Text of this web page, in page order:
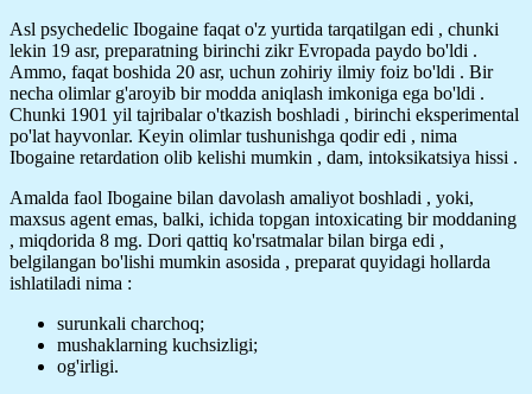
Asl psychedelic Ibogaine faqat o'z yurtida tarqatilgan edi , chunki
lekin 19 asr, preparatning birinchi zikr Evropada paydo bo'ldi .
Ammo, faqat boshida 20 asr, uchun zohiriy ilmiy foiz bo'ldi . Bir
necha olimlar g'aroyib bir modda aniqlash imkoniga ega bo'ldi .
Chunki 1901 yil tajribalar o'tkazish boshladi , birinchi eksperimental
po'lat hayvonlar. Keyin olimlar tushunishga qodir edi , nima
Ibogaine retardation olib kelishi mumkin , dam, intoksikatsiya hissi .
Amalda faol Ibogaine bilan davolash amaliyot boshladi , yoki,
maxsus agent emas, balki, ichida topgan intoxicating bir moddaning
, miqdorida 8 mg. Dori qattiq ko'rsatmalar bilan birga edi ,
belgilangan bo'lishi mumkin asosida , preparat quyidagi hollarda
ishlatiladi nima :
surunkali charchoq;
mushaklarning kuchsizligi;
og'irligi.